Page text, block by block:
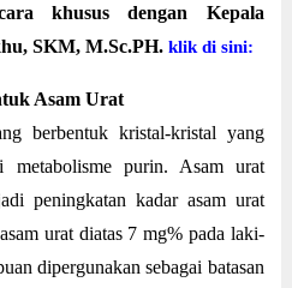
khusus dengan Kepala
SKM, M.Sc.PH. klik di sini:
Asam Urat
berbentuk kristal-kristal yang
metabolisme purin. Asam urat
peningkatan kadar asam urat
urat diatas 7 mg% pada laki-
dipergunakan sebagai batasan